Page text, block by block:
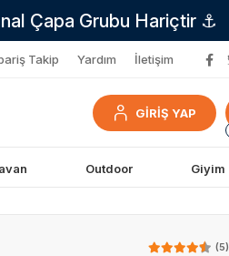
Çapa Grubu Hariçtir ⚓
Takip Yardım İletişim
GİRİŞ YAP
Outdoor Giyim
(5)